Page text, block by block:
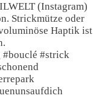
(Instagram)
Strickmütze oder
Haptik ist
#bouclé #strick